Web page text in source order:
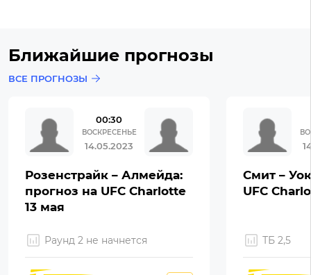
Ближайшие прогнозы
ВСЕ ПРОГНОЗЫ
00:30
ВОСКРЕСЕНЬЕ
14.05.2023
Розенстрайк – Алмейда:
прогноз на UFC Charlotte
13 мая
Раунд 2 не начнется
Смит –
UFC
ТБ 2,5